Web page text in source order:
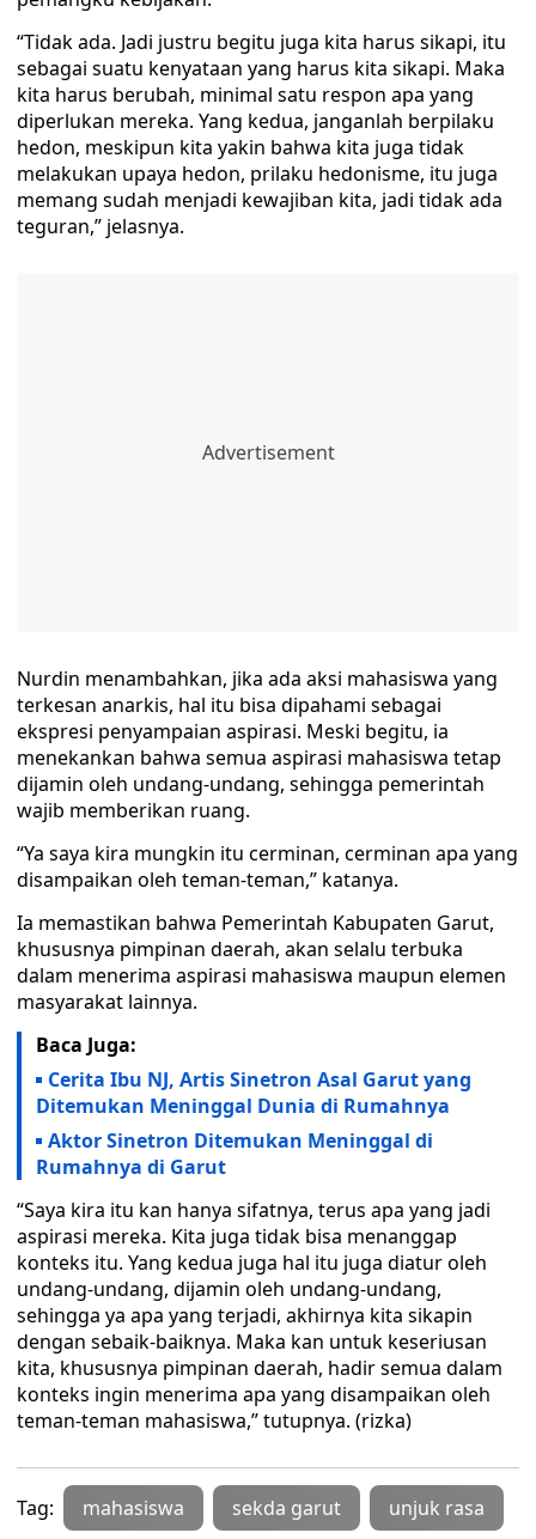
“Tidak ada. Jadi justru begitu juga kita harus sikapi, itu
sebagai suatu kenyataan yang harus kita sikapi. Maka
kita harus berubah, minimal satu respon apa yang
diperlukan mereka. Yang kedua, janganlah berpilaku
hedon, meskipun kita yakin bahwa kita juga tidak
melakukan upaya hedon, prilaku hedonisme, itu juga
memang sudah menjadi kewajiban kita, jadi tidak ada
teguran,” jelasnya.
Nurdin menambahkan, jika ada aksi mahasiswa yang
terkesan anarkis, hal itu bisa dipahami sebagai
ekspresi penyampaian aspirasi. Meski begitu, ia
menekankan bahwa semua aspirasi mahasiswa tetap
dijamin oleh undang-undang, sehingga pemerintah
wajib memberikan ruang.
“Ya saya kira mungkin itu cerminan, cerminan apa yang
disampaikan oleh teman-teman,” katanya.
Ia memastikan bahwa Pemerintah Kabupaten Garut,
khususnya pimpinan daerah, akan selalu terbuka
dalam menerima aspirasi mahasiswa maupun elemen
masyarakat lainnya.
Baca Juga:
Cerita Ibu NJ, Artis Sinetron Asal Garut yang
Ditemukan Meninggal Dunia di Rumahnya
​Aktor Sinetron Ditemukan Meninggal di
Rumahnya di Garut
“Saya kira itu kan hanya sifatnya, terus apa yang jadi
aspirasi mereka. Kita juga tidak bisa menanggap
konteks itu. Yang kedua juga hal itu juga diatur oleh
undang-undang, dijamin oleh undang-undang,
sehingga ya apa yang terjadi, akhirnya kita sikapin
dengan sebaik-baiknya. Maka kan untuk keseriusan
kita, khususnya pimpinan daerah, hadir semua dalam
konteks ingin menerima apa yang disampaikan oleh
teman-teman mahasiswa,” tutupnya. (rizka)
Tag: mahasiswa sekda garut unjuk rasa